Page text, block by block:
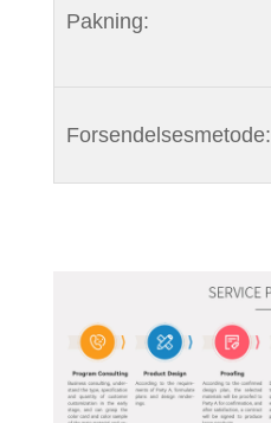
Pakning:
Forsendelsesmetode: